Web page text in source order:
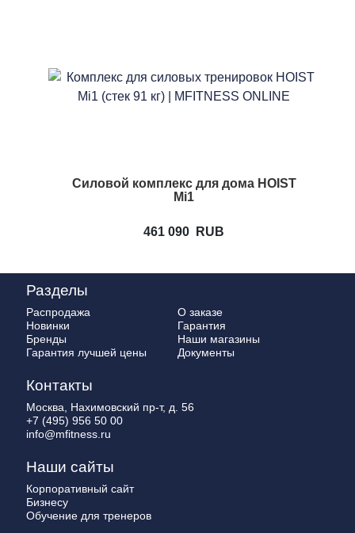
Силовой комплекс для дома HOIST
Mi1
461 090 RUB
Разделы
Распродажа
Новинки
Бренды
Гарантия лучшей цены
О заказе
Гарантия
Наши магазины
Документы
Контакты
Москва, Нахимовский пр-т, д. 56
+7 (495) 956 50 00
info@mfitness.ru
Наши сайты
Корпоративный сайт
Бизнесу
Обучение для тренеров